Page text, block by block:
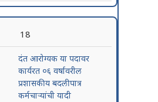
18
दंत आरोग्यक या पदावर
कार्यरत ०६ वर्षावरील
प्रशासकीय बदलीपात्र
कर्मचाऱ्यांची यादी